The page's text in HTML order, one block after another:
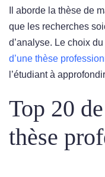
Il aborde la thèse de
que les recherches
d’analyse. Le choix
d’une thèse
l’étudiant à
Top 20
thèse